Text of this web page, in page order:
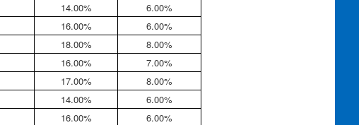
14.00%
6.00%
16.00%
6.00%
18.00% 8.00%
16.00%
7.00%
17.00% 8.00%
14.00%
6.00%
16.00%
6.00%